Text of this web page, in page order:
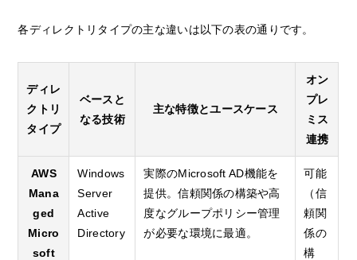
各ディレクトリタイプの主な違いは以下の表の通りです。
ディレ
クトリ
タイプ
ベースと
なる技術
主な特徴とユースケース
オン
プレ
ミス
連携
AWS
Mana
ged
Micro
soft
Windows
Server
Active
Directory
実際のMicrosoft AD機能を
提供。信頼関係の構築や高
度なグループポリシー管理
が必要な環境に最適。
可能
（信
頼関
係の
構